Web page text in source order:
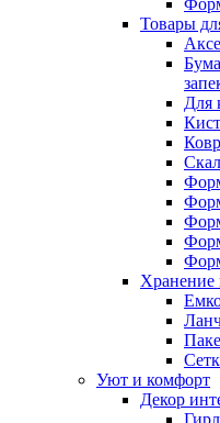
Товары
Для
Хранение
Уют и комфорт
Декор